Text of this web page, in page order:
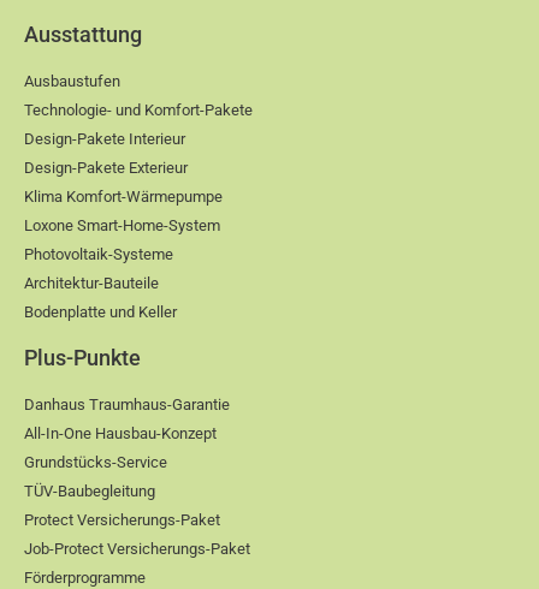
Ausstattung
Ausbaustufen
Technologie- und Komfort-Pakete
Design-Pakete Interieur
Design-Pakete Exterieur
Klima Komfort-Wärmepumpe
Loxone Smart-Home-System
Photovoltaik-Systeme
Architektur-Bauteile
Bodenplatte und Keller
Plus-Punkte
Danhaus Traumhaus-Garantie
All-In-One Hausbau-Konzept
Grundstücks-Service
TÜV-Baubegleitung
Protect Versicherungs-Paket
Job-Protect Versicherungs-Paket
Förderprogramme